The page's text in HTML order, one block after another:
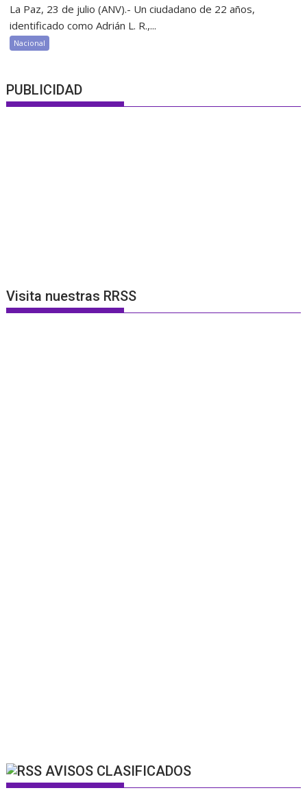
La Paz, 23 de julio (ANV).- Un ciudadano de 22 años,
identificado como Adrián L. R.,...
Nacional
PUBLICIDAD
Visita nuestras RRSS
AVISOS CLASIFICADOS